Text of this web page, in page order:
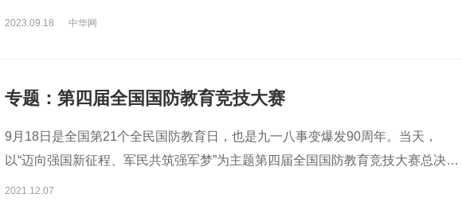
幕。
2023.09.18 中华网
专题：第四届全国国防教育竞技大赛
9月18日是全国第21个全民国防教育日，也是九一八事变爆发90周年。当天，
以“迈向强国新征程、军民共筑强军梦”为主题第四届全国国防教育竞技大赛总决赛
在山西省长治市武乡县隆重开幕。
2021.12.07